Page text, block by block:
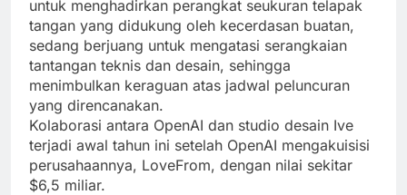
untuk menghadirkan perangkat seukuran telapak
tangan yang didukung oleh kecerdasan buatan,
sedang berjuang untuk mengatasi serangkaian
tantangan teknis dan desain, sehingga
menimbulkan keraguan atas jadwal peluncuran
yang direncanakan.
Kolaborasi antara OpenAI dan studio desain Ive
terjadi awal tahun ini setelah OpenAI mengakuisisi
perusahaannya, LoveFrom, dengan nilai sekitar
$6,5 miliar.